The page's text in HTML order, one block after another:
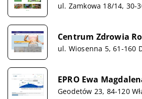
ul. Zamkowa 18/14, 30-
Centrum Zdrowia
ul. Wiosenna 5, 61-160
EPRO Ewa
Geodetów 23, 84-120